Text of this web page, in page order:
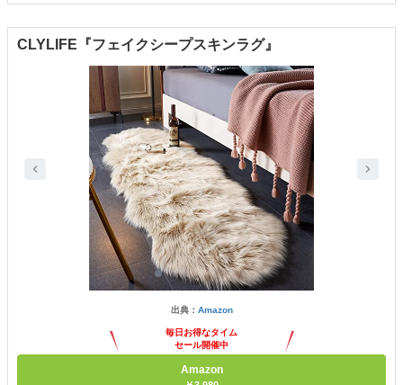
CLYLIFE『フェイクシープスキンラグ』
出典： Amazon
毎日お得なタイム
セール開催中
Amazon